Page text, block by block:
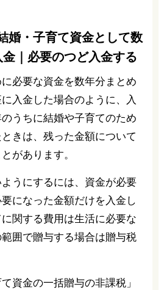
婚・子育て資金として数
｜必要のつど入金する
必要な資金を数年分まとめ
入金した場合のように、入
うちに結婚や子育てのため
きは、残った金額について
があります。
うにするには、資金が必要
になった金額だけを入金し
関する費用は生活に必要な
囲で贈与する場合は贈与税
資金の一括贈与の非課税」